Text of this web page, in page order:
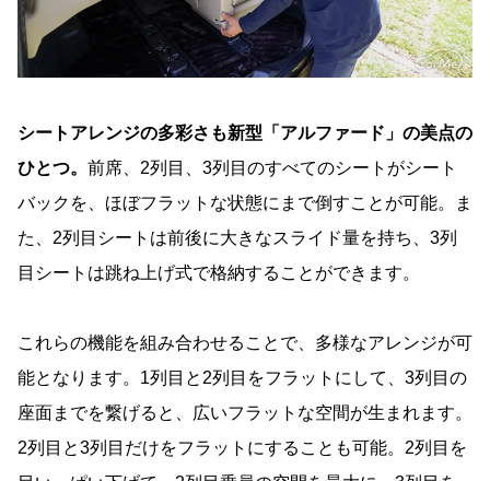
シートアレンジの多彩さも新型「アルファード」の美点の
ひとつ。 前席、2列目、3列目のすべてのシートがシート
バックを、ほぼフラットな状態にまで倒すことが可能。ま
た、2列目シートは前後に大きなスライド量を持ち、3列
目シートは跳ね上げ式で格納することができます。
これらの機能を組み合わせることで、多様なアレンジが可
能となります。1列目と2列目をフラットにして、3列目の
座面までを繋げると、広いフラットな空間が生まれます。
2列目と3列目だけをフラットにすることも可能。2列目を